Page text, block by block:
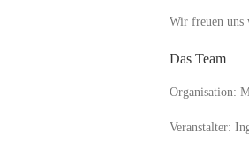
Wir freuen uns
Das Team
Organisation:
Veranstalter: